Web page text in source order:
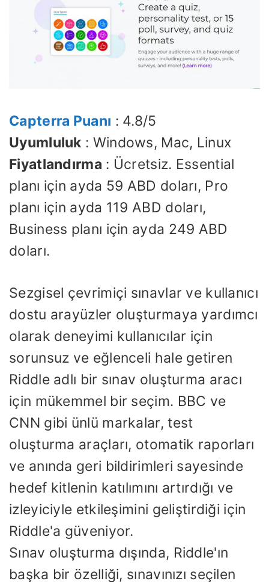
Capterra Puanı : 4.8/5
Uyumluluk : Windows, Mac, Linux
Fiyatlandırma : Ücretsiz. Essential
planı için ayda 59 ABD doları, Pro
planı için ayda 119 ABD doları,
Business planı için ayda 249 ABD
doları.
Sezgisel çevrimiçi sınavlar ve kullanıcı
dostu arayüzler oluşturmaya yardımcı
olarak deneyimi kullanıcılar için
sorunsuz ve eğlenceli hale getiren
Riddle adlı bir sınav oluşturma aracı
için mükemmel bir seçim. BBC ve
CNN gibi ünlü markalar, test
oluşturma araçları, otomatik raporları
ve anında geri bildirimleri sayesinde
hedef kitlenin katılımını artırdığı ve
izleyiciyle etkileşimini geliştirdiği için
Riddle'a güveniyor.
Sınav oluşturma dışında, Riddle'ın
başka bir özelliği, sınavınızı seçilen